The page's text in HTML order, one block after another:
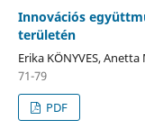
Innovációs
területén
Erika KÖNYVES, Anetta
71-79
PDF